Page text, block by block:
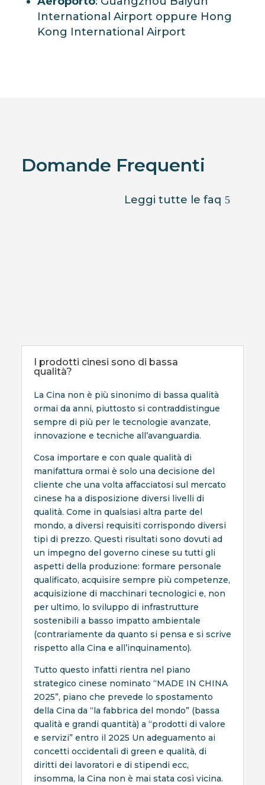
International Airport oppure Hong
Kong International Airport
Domande Frequenti
Leggi tutte le faq
I prodotti cinesi sono di bassa
qualità?
La Cina non è più sinonimo di bassa qualità
ormai da anni, piuttosto si contraddistingue
sempre di più per le tecnologie avanzate,
innovazione e tecniche all’avanguardia.
Cosa importare e con quale qualità di
manifattura ormai è solo una decisione del
cliente che una volta affacciatosi sul mercato
cinese ha a disposizione diversi livelli di
qualità. Come in qualsiasi altra parte del
mondo, a diversi requisiti corrispondo diversi
tipi di prezzo. Questi risultati sono dovuti ad
un impegno del governo cinese su tutti gli
aspetti della produzione: formare personale
qualificato, acquisire sempre più competenze,
acquisizione di macchinari tecnologici e, non
per ultimo, lo sviluppo di infrastrutture
sostenibili a basso impatto ambientale
(contrariamente da quanto si pensa e si scrive
rispetto alla Cina e all’inquinamento).
Tutto questo infatti rientra nel piano
strategico cinese nominato “MADE IN CHINA
2025”, piano che prevede lo spostamento
della Cina da “la fabbrica del mondo” (bassa
qualità e grandi quantità) a “prodotti di valore
e servizi” entro il 2025 Un adeguamento ai
concetti occidentali di green e qualità, di
diritti dei lavoratori e di stipendi ecc,
insomma, la Cina non è mai stata così vicina.